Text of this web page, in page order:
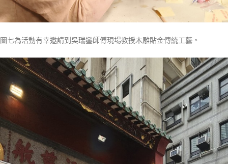
圖七為活動有幸邀請到吳瑞鑾師傅現場教授木雕貼金傳統工藝。